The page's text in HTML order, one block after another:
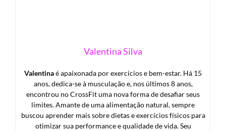
Valentina Silva
Valentinaé apaixonada por exercícios e bem-estar. Há 15
anos, dedica-se à musculação e, nos últimos 8 anos,
encontrou no CrossFit uma nova forma de desafiar seus
limites. Amante de uma alimentação natural, sempre
buscou aprender mais sobre dietas e exercícios físicos para
otimizar sua performance e qualidade de vida. Seu